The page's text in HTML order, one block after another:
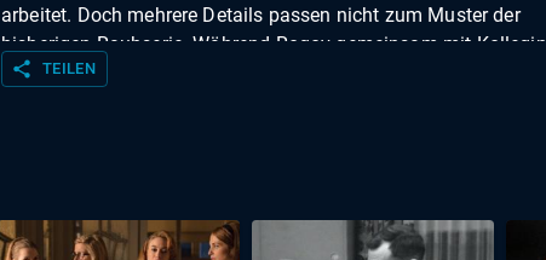
arbeitet. Doch mehrere Details passen nicht zum Muster der
bisherigen Raubserie. Während Rogov gemeinsam mit Kollegin
Grit Klempke eine Spur der Täter verfolgt, nimmt Ross das
Vincent Ross: André Kaczmarczyk Kriminalkommissar Karl
Rogov: Frank Leo Schröder Bettina Michalski: Deborah
share TEILEN